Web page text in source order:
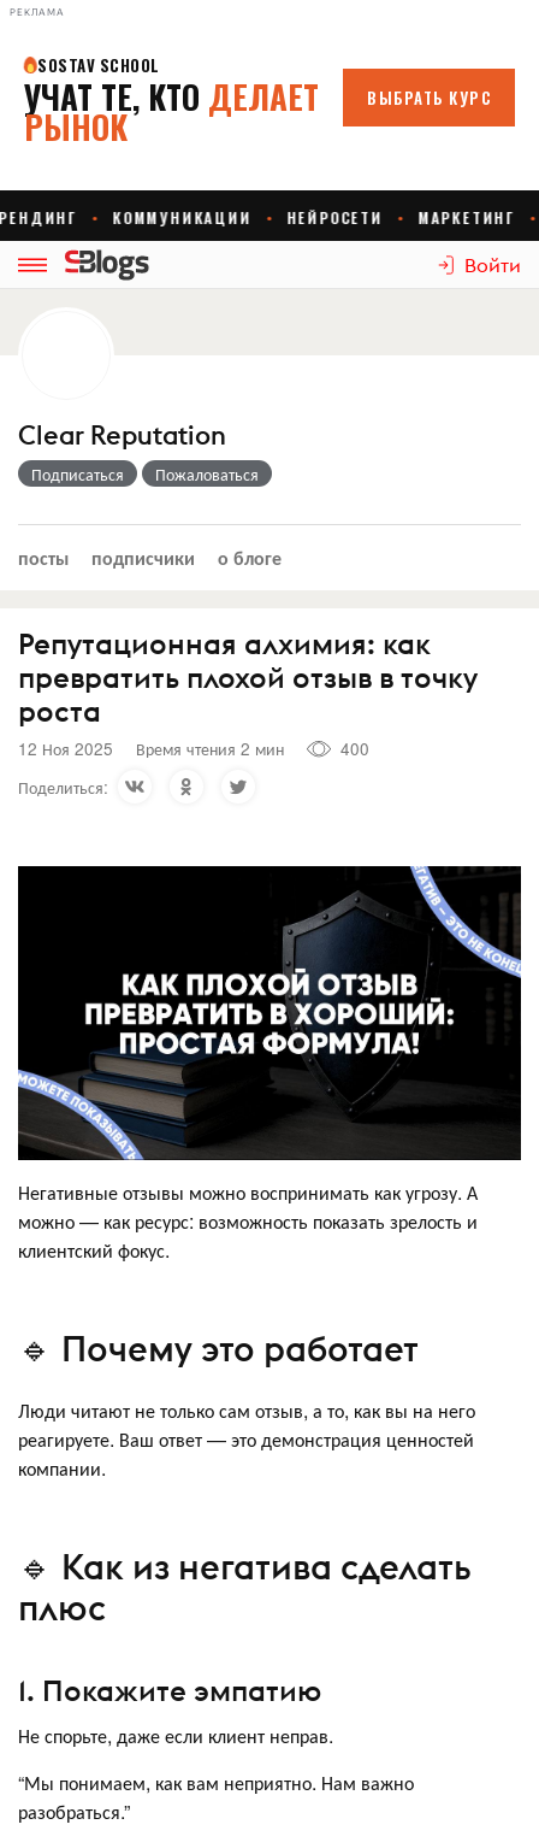
РЕКЛАМА
Войти
Clear Reputation
Подписаться Пожаловаться
посты подписчики о блоге
Репутационная алхимия: как
превратить плохой отзыв в точку
роста
12 Ноя 2025 Время чтения 2 мин
400
Поделиться:
Негативные отзывы можно воспринимать как угрозу. А
можно — как ресурс: возможность показать зрелость и
клиентский фокус.
🔹 Почему это работает
Люди читают не только сам отзыв, а то, как вы на него
реагируете. Ваш ответ — это демонстрация ценностей
компании.
🔹 Как из негатива сделать
плюс
1. Покажите эмпатию
Не спорьте, даже если клиент неправ.
“Мы понимаем, как вам неприятно. Нам важно
разобраться.”